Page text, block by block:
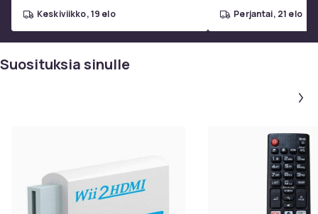
Halkaisija: 20 cm
Säädettävä etäisyys seinästä: 3 cm - 23 cm - 33 cm
Seinäkiinnikkeen halkaisija: 12 cm
keskiviikko, 19 elo perjantai, 21 elo
Suosituksia sinulle